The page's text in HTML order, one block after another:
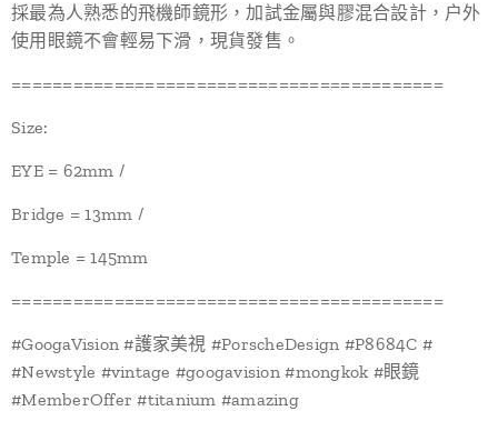
採最為人熟悉的飛機師鏡形，加試金屬與膠混合設計，户外
使用眼鏡不會輕易下滑，現貨發售。
==========================================
Size:
EYE = 62mm /
Bridge = 13mm /
Temple = 145mm
==========================================
#GoogaVision #護家美視 #PorscheDesign #P8684C #
#Newstyle #vintage #googavision #mongkok #眼鏡
#MemberOffer #titanium #amazing